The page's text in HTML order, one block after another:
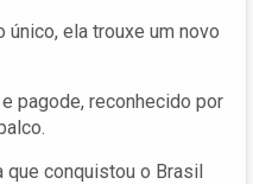
único, ela trouxe um novo
pagode, reconhecido por
que conquistou o Brasil